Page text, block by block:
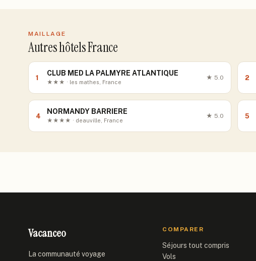
MAILLAGE
Autres hôtels France
1
CLUB MED LA PALMYRE ATLANTIQUE
★★★ · les mathes, France
★ 5.0 2
4
NORMANDY BARRIERE
★★★★ · deauville, France
★ 5.0 5
Vacanceo
La communauté voyage
COMPARER
Séjours tout compris
Vols